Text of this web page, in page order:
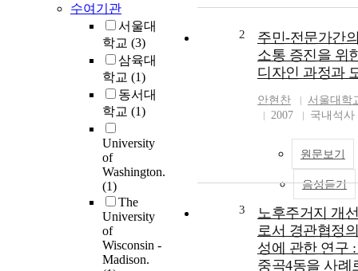
수여기관
서울대
학교 (3)
삼육대
학교 (1)
동서대
학교 (1)
University
of
Washington.
(1)
The
University
of
Wisconsin -
Madison.
research-practice
tackle how to sustain
change across school
communities.
they are initiated is
this model is adapted
particular provide the
exploration to
in a particular
and under what
case study focuses on
Personalization in
Networked
2
주민-전문가간
소통 증진을 위
디자인 과정과
안현찬
서울대학
2007
국내석사
원문보기
음성듣기
3
노후주거지 개
로서 경관협정
성에 관한 연구
중곡4동을 사례